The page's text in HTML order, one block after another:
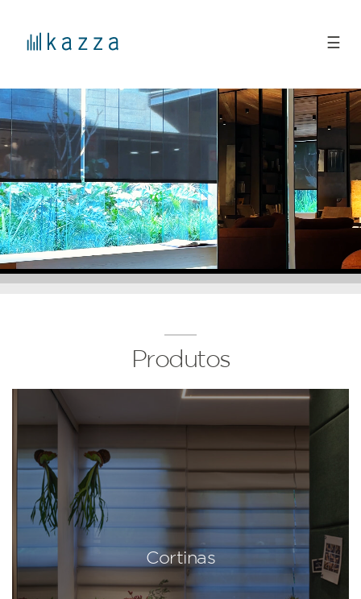
☰
Produtos
Cortinas